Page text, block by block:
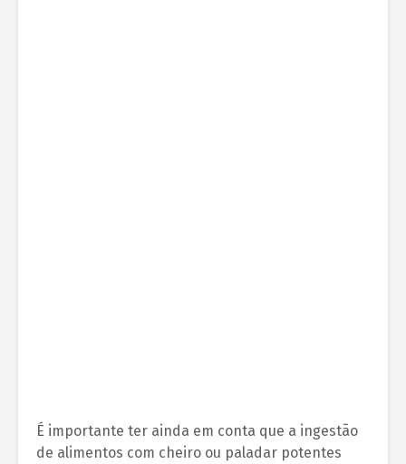
É importante ter ainda em conta que a ingestão
de alimentos com cheiro ou paladar potentes